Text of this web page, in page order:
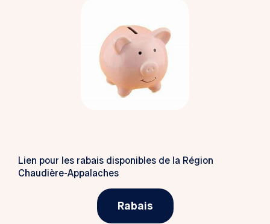
Lien pour les rabais disponibles de la Région
Chaudière-Appalaches
Rabais